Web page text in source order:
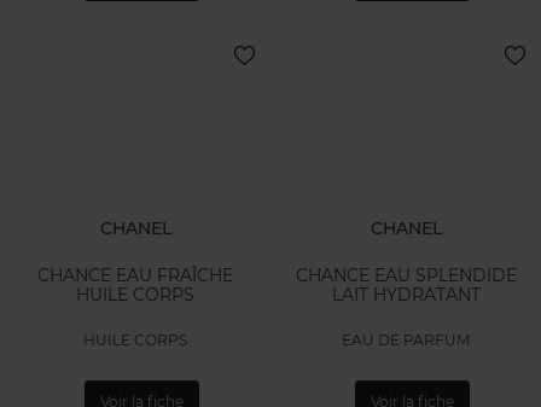
CHANEL
CHANCE EAU FRAÎCHE
HUILE CORPS
HUILE CORPS
Voir la fiche
CHANEL
CHANCE EAU SPLENDIDE
LAIT HYDRATANT
EAU DE PARFUM
Voir la fiche